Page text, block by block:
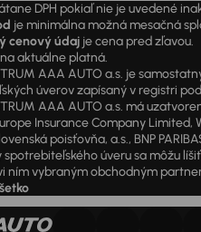
DPH pokiaľ nie je uvedené
je minimálna možná mesačná
cenový údaj je cena pred zľavou.
aktuálne platná.
AAA AUTO a.s. je
úverov zapísaný v registri
AAA AUTO a.s. má
Insurance Company Limited,
poisťovňa, a.s., BNP
spotrebiteľského úveru sa môžu
ním vybraným obchodným